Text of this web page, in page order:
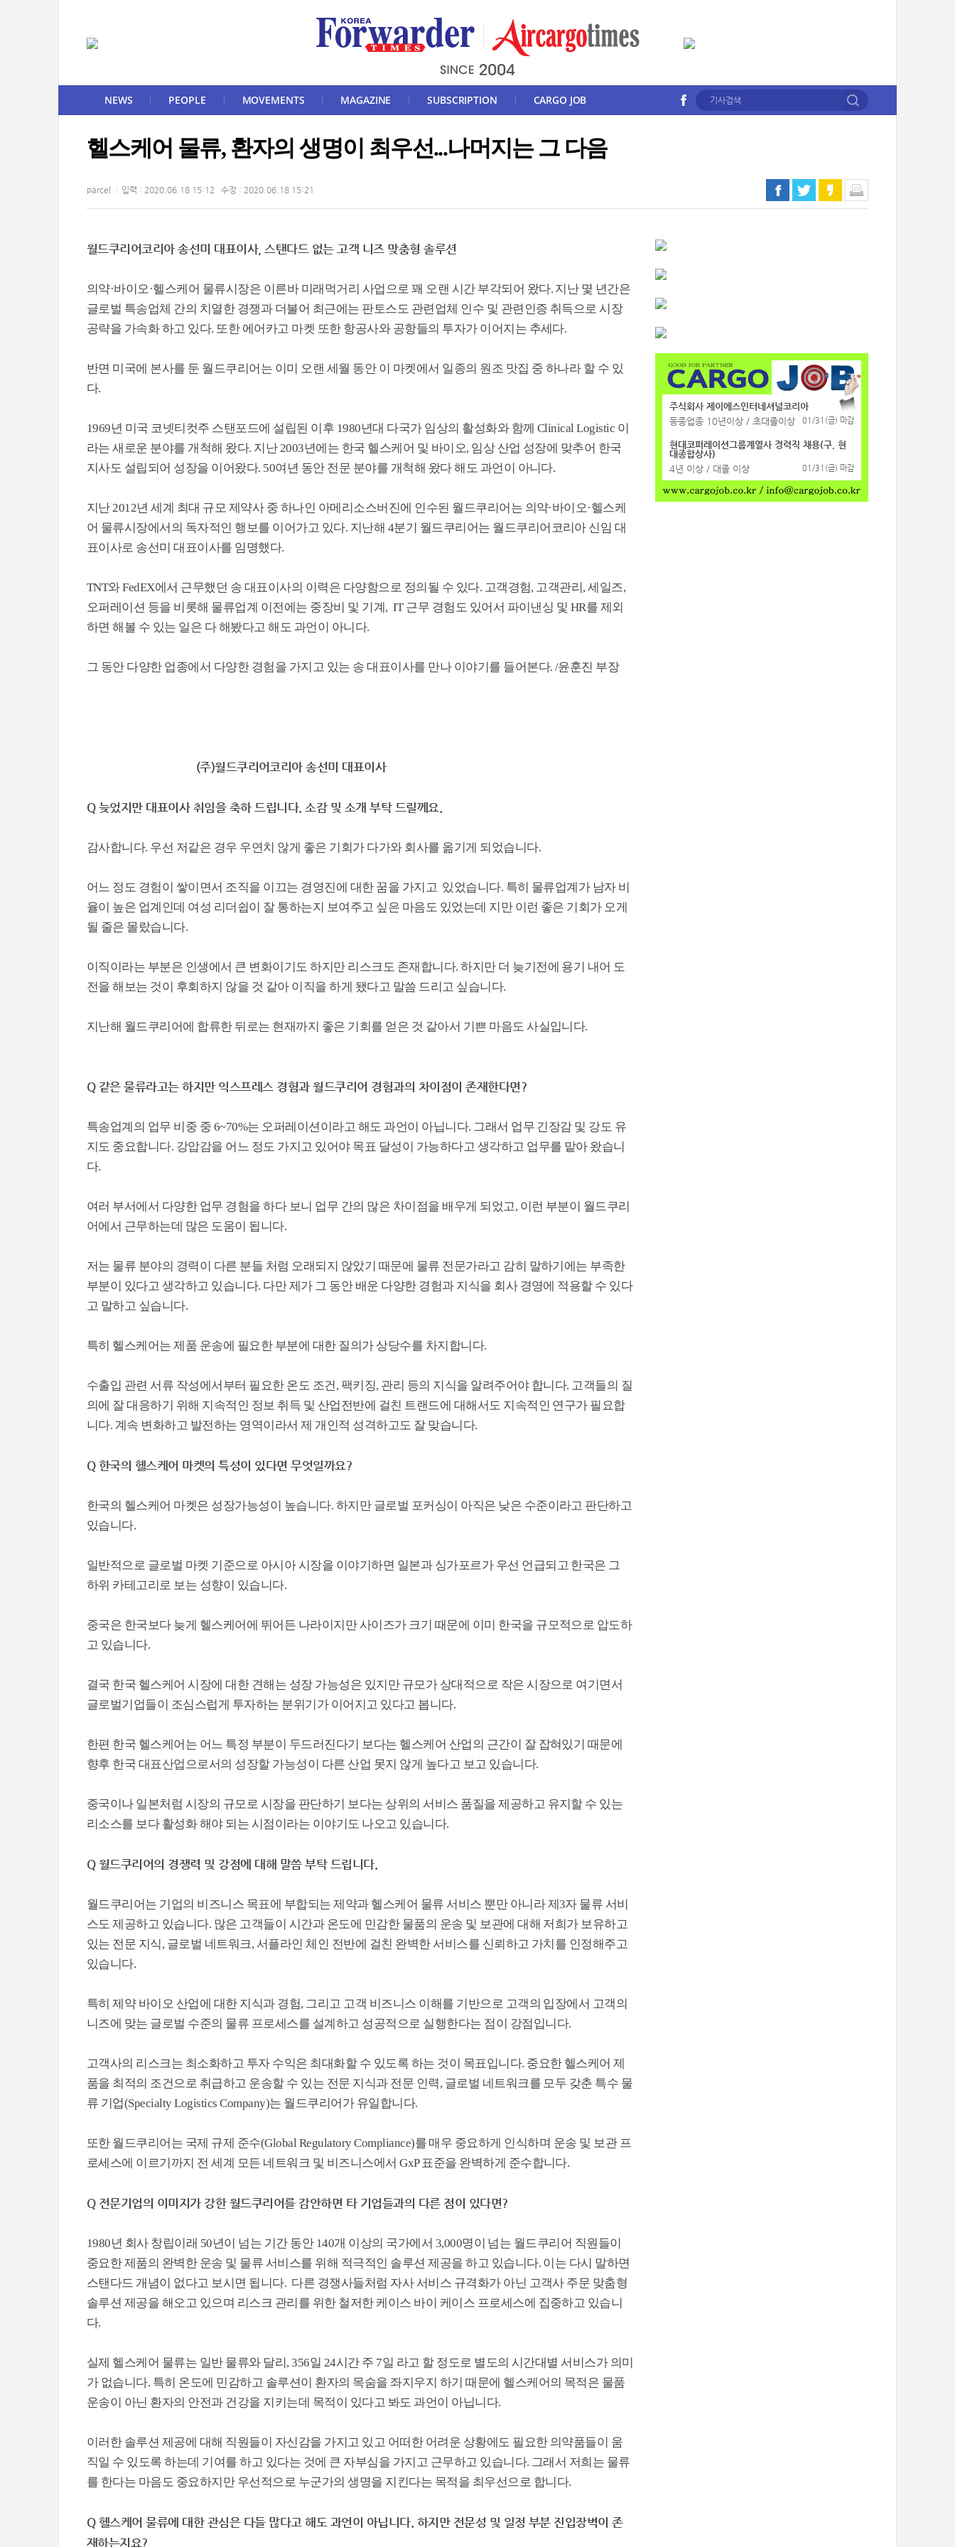
NEWS PEOPLE MOVEMENTS MAGAZINE SUBSCRIPTION CARGO JOB
헬스케어 물류, 환자의 생명이 최우선...나머지는 그 다음
parcel 입력 : 2020.06.18 15:12 수정 : 2020.06.18 15:21
월드쿠리어코리아 송선미 대표이사, 스탠다드 없는 고객 니즈 맞춤형 솔루션
의약·바이오·헬스케어 물류시장은 이른바 미래먹거리 사업으로 꽤 오랜 시간 부각되어 왔다. 지난 몇 년간은
글로벌 특송업체 간의 치열한 경쟁과 더불어 최근에는 판토스도 관련업체 인수 및 관련인증 취득으로 시장
공략을 가속화 하고 있다. 또한 에어카고 마켓 또한 항공사와 공항들의 투자가 이어지는 추세다.
반면 미국에 본사를 둔 월드쿠리어는 이미 오랜 세월 동안 이 마켓에서 일종의 원조 맛집 중 하나라 할 수 있
다.
1969년 미국 코넷티컷주 스탠포드에 설립된 이후 1980년대 다국가 임상의 활성화와 함께 Clinical Logistic 이
라는 새로운 분야를 개척해 왔다. 지난 2003년에는 한국 헬스케어 및 바이오, 임상 산업 성장에 맞추어 한국
지사도 설립되어 성장을 이어왔다. 50여년 동안 전문 분야를 개척해 왔다 해도 과언이 아니다.
지난 2012년 세계 최대 규모 제약사 중 하나인 아메리소스버진에 인수된 월드쿠리어는 의약·바이오·헬스케
어 물류시장에서의 독자적인 행보를 이어가고 있다. 지난해 4분기 월드쿠리어는 월드쿠리어코리아 신임 대
표이사로 송선미 대표이사를 임명했다.
TNT와 FedEX에서 근무했던 송 대표이사의 이력은 다양함으로 정의될 수 있다. 고객경험, 고객관리, 세일즈,
오퍼레이션 등을 비롯해 물류업계 이전에는 중장비 및 기계, IT 근무 경험도 있어서 파이낸싱 및 HR를 제외
하면 해볼 수 있는 일은 다 해봤다고 해도 과언이 아니다.
그 동안 다양한 업종에서 다양한 경험을 가지고 있는 송 대표이사를 만나 이야기를 들어본다. /윤훈진 부장
(주)월드쿠리어코리아 송선미 대표이사
Q 늦었지만 대표이사 취임을 축하 드립니다. 소감 및 소개 부탁 드릴께요.
감사합니다. 우선 저같은 경우 우연치 않게 좋은 기회가 다가와 회사를 옮기게 되었습니다.
어느 정도 경험이 쌓이면서 조직을 이끄는 경영진에 대한 꿈을 가지고 있었습니다. 특히 물류업계가 남자 비
율이 높은 업계인데 여성 리더쉽이 잘 통하는지 보여주고 싶은 마음도 있었는데 지만 이런 좋은 기회가 오게
될 줄은 몰랐습니다.
이직이라는 부분은 인생에서 큰 변화이기도 하지만 리스크도 존재합니다. 하지만 더 늦기전에 용기 내어 도
전을 해보는 것이 후회하지 않을 것 같아 이직을 하게 됐다고 말씀 드리고 싶습니다.
지난해 월드쿠리어에 합류한 뒤로는 현재까지 좋은 기회를 얻은 것 같아서 기쁜 마음도 사실입니다.
Q 같은 물류라고는 하지만 익스프레스 경험과 월드쿠리어 경험과의 차이점이 존재한다면?
특송업계의 업무 비중 중 6~70%는 오퍼레이션이라고 해도 과언이 아닙니다. 그래서 업무 긴장감 및 강도 유
지도 중요합니다. 강압감을 어느 정도 가지고 있어야 목표 달성이 가능하다고 생각하고 업무를 맡아 왔습니
다.
여러 부서에서 다양한 업무 경험을 하다 보니 업무 간의 많은 차이점을 배우게 되었고, 이런 부분이 월드쿠리
어에서 근무하는데 많은 도움이 됩니다.
저는 물류 분야의 경력이 다른 분들 처럼 오래되지 않았기 때문에 물류 전문가라고 감히 말하기에는 부족한
부분이 있다고 생각하고 있습니다. 다만 제가 그 동안 배운 다양한 경험과 지식을 회사 경영에 적용할 수 있다
고 말하고 싶습니다.
특히 헬스케어는 제품 운송에 필요한 부분에 대한 질의가 상당수를 차지합니다.
수출입 관련 서류 작성에서부터 필요한 온도 조건, 팩키징, 관리 등의 지식을 알려주어야 합니다. 고객들의 질
의에 잘 대응하기 위해 지속적인 정보 취득 및 산업전반에 걸친 트랜드에 대해서도 지속적인 연구가 필요합
니다. 계속 변화하고 발전하는 영역이라서 제 개인적 성격하고도 잘 맞습니다.
Q 한국의 헬스케어 마켓의 특성이 있다면 무엇일까요?
한국의 헬스케어 마켓은 성장가능성이 높습니다. 하지만 글로벌 포커싱이 아직은 낮은 수준이라고 판단하고
있습니다.
일반적으로 글로벌 마켓 기준으로 아시아 시장을 이야기하면 일본과 싱가포르가 우선 언급되고 한국은 그
하위 카테고리로 보는 성향이 있습니다.
중국은 한국보다 늦게 헬스케어에 뛰어든 나라이지만 사이즈가 크기 때문에 이미 한국을 규모적으로 압도하
고 있습니다.
결국 한국 헬스케어 시장에 대한 견해는 성장 가능성은 있지만 규모가 상대적으로 작은 시장으로 여기면서
글로벌기업들이 조심스럽게 투자하는 분위기가 이어지고 있다고 봅니다.
한편 한국 헬스케어는 어느 특정 부분이 두드러진다기 보다는 헬스케어 산업의 근간이 잘 잡혀있기 때문에
향후 한국 대표산업으로서의 성장할 가능성이 다른 산업 못지 않게 높다고 보고 있습니다.
중국이나 일본처럼 시장의 규모로 시장을 판단하기 보다는 상위의 서비스 품질을 제공하고 유지할 수 있는
리소스를 보다 활성화 해야 되는 시점이라는 이야기도 나오고 있습니다.
Q 월드쿠리어의 경쟁력 및 강점에 대해 말씀 부탁 드립니다.
월드쿠리어는 기업의 비즈니스 목표에 부합되는 제약과 헬스케어 물류 서비스 뿐만 아니라 제3자 물류 서비
스도 제공하고 있습니다. 많은 고객들이 시간과 온도에 민감한 물품의 운송 및 보관에 대해 저희가 보유하고
있는 전문 지식, 글로벌 네트워크, 서플라인 체인 전반에 걸친 완벽한 서비스를 신뢰하고 가치를 인정해주고
있습니다.
특히 제약 바이오 산업에 대한 지식과 경험, 그리고 고객 비즈니스 이해를 기반으로 고객의 입장에서 고객의
니즈에 맞는 글로벌 수준의 물류 프로세스를 설계하고 성공적으로 실행한다는 점이 강점입니다.
고객사의 리스크는 최소화하고 투자 수익은 최대화할 수 있도록 하는 것이 목표입니다. 중요한 헬스케어 제
품을 최적의 조건으로 취급하고 운송할 수 있는 전문 지식과 전문 인력, 글로벌 네트워크를 모두 갖춘 특수 물
류 기업(Specialty Logistics Company)는 월드쿠리어가 유일합니다.
또한 월드쿠리어는 국제 규제 준수(Global Regulatory Compliance)를 매우 중요하게 인식하며 운송 및 보관 프
로세스에 이르기까지 전 세계 모든 네트워크 및 비즈니스에서 GxP 표준을 완벽하게 준수합니다.
Q 전문기업의 이미지가 강한 월드쿠리어를 감안하면 타 기업들과의 다른 점이 있다면?
1980년 회사 창립이래 50년이 넘는 기간 동안 140개 이상의 국가에서 3,000명이 넘는 월드쿠리어 직원들이
중요한 제품의 완벽한 운송 및 물류 서비스를 위해 적극적인 솔루션 제공을 하고 있습니다. 이는 다시 말하면
스탠다드 개념이 없다고 보시면 됩니다. 다른 경쟁사들처럼 자사 서비스 규격화가 아닌 고객사 주문 맞춤형
솔루션 제공을 해오고 있으며 리스크 관리를 위한 철저한 케이스 바이 케이스 프로세스에 집중하고 있습니
다.
실제 헬스케어 물류는 일반 물류와 달리, 356일 24시간 주 7일 라고 할 정도로 별도의 시간대별 서비스가 의미
가 없습니다. 특히 온도에 민감하고 솔루션이 환자의 목숨을 좌지우지 하기 때문에 헬스케어의 목적은 물품
운송이 아닌 환자의 안전과 건강을 지키는데 목적이 있다고 봐도 과언이 아닙니다.
이러한 솔루션 제공에 대해 직원들이 자신감을 가지고 있고 어떠한 어려운 상황에도 필요한 의약품들이 움
직일 수 있도록 하는데 기여를 하고 있다는 것에 큰 자부심을 가지고 근무하고 있습니다. 그래서 저희는 물류
를 한다는 마음도 중요하지만 우선적으로 누군가의 생명을 지킨다는 목적을 최우선으로 합니다.
Q 헬스케어 물류에 대한 관심은 다들 많다고 해도 과언이 아닙니다. 하지만 전문성 및 일정 부분 진입장벽이 존
재하는지요?
주식회사 제이에스인터네셔널코리아
동종업종 10년이상 / 초대졸이상
01/31(금) 마감
현대코퍼레이션그룹계열사 경력직 채용(구, 현
대종합상사)
4년 이상 / 대졸 이상
01/31(금) 마감